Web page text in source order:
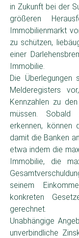
in Zukunft bei der
größeren
Immobilienmarkt
zu schützen,
einer
Immobilie.
Die Überlegungen
Melderegisters
Kennzahlen zu
müssen. Sobald
erkennen, können
damit die Banken
etwa indem die
Immobilie, die
seinem
konkreten
gerechnet.
Unabhängige
unverbindliche